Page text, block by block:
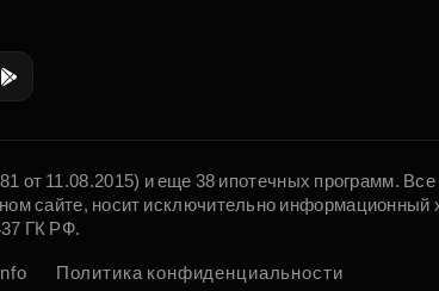
от 11.08.2015) и еще 38 ипотечных программ.
сайте, носит исключительно информационный
ГК РФ.
Политика конфиденциальности